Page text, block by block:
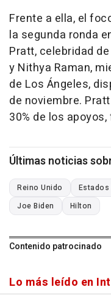
Frente a ella, el
la segunda ronda
Pratt, celebridad
y Nithya Raman,
de Los Ángeles,
de noviembre.
30% de los
Últimas noticias
Reino Unido Estados
Joe Biden
Hilton
Contenido patrocinado
Lo más leído en